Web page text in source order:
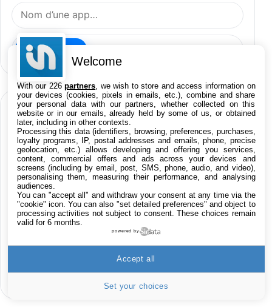
Nom de l’application
iPhone
CATÉGORIES
iPhone iPad Jailbreak Applications
Rumeurs Trucs & astuces Tests Humour
Accessoires Promos Apple Tutoriaux
Welcome
With our 226partners , we wish to store and access information on
your devices (cookies, pixels in emails, etc.), combine and share
your personal data with our partners, whether collected on this
website or in our emails, already held by some of us, or obtained
later, including in other contexts.
Processing this data (identifiers, browsing, preferences, purchases,
loyalty programs, IP, postal addresses and emails, phone, precise
geolocation, etc.) allows developing and offering you services,
content, commercial offers and ads across your devices and
screens (including by email, post, SMS, phone, audio, and video),
personalising them, measuring their performance, and analysing
audiences.
You can "accept all" and withdraw your consent at any time via the
"cookie" icon. You can also "set detailed preferences" and object to
processing activities not subject to consent. These choices remain
valid for 6 months.
powered by
Set your choices
Accept all